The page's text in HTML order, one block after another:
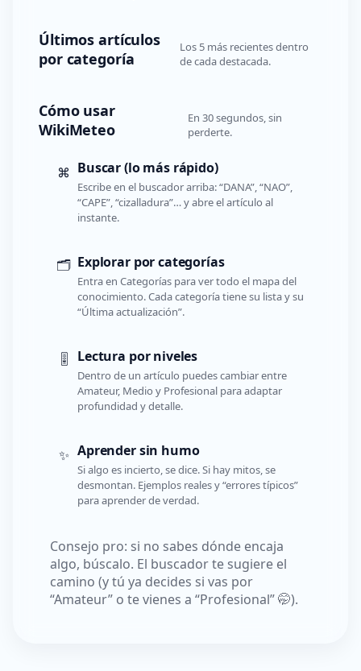
Últimos artículos
por categoría
Los 5 más recientes dentro
de cada destacada.
Cómo usar
WikiMeteo
En 30 segundos, sin
perderte.
⌘ Buscar (lo más rápido)
Escribe en el buscador arriba: “DANA”, “NAO”,
“CAPE”, “cizalladura”… y abre el artículo al
instante.
🗂️ Explorar por categorías
Entra en Categorías para ver todo el mapa del
conocimiento. Cada categoría tiene su lista y su
“Última actualización”.
🎚️ Lectura por niveles
Dentro de un artículo puedes cambiar entre
Amateur, Medio y Profesional para adaptar
profundidad y detalle.
✨ Aprender sin humo
Si algo es incierto, se dice. Si hay mitos, se
desmontan. Ejemplos reales y “errores típicos”
para aprender de verdad.
Consejo pro: si no sabes dónde encaja
algo, búscalo. El buscador te sugiere el
camino (y tú ya decides si vas por
“Amateur” o te vienes a “Profesional” 🤭).